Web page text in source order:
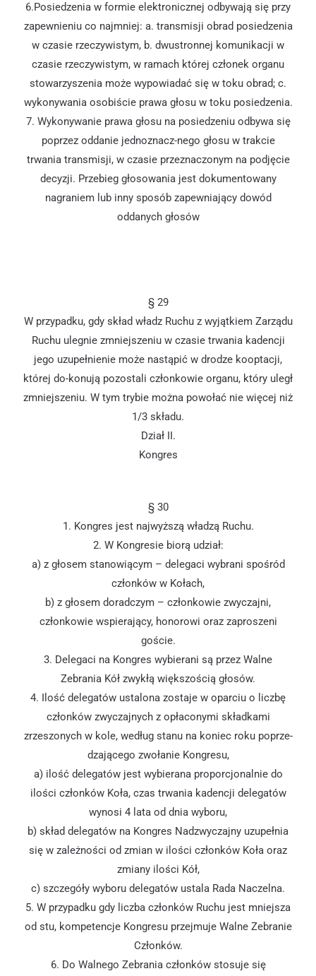
6.Posiedzenia w formie elektronicznej odbywają się przy
zapewnieniu co najmniej: a. transmisji obrad posiedzenia
w czasie rzeczywistym, b. dwustronnej komunikacji w
czasie rzeczywistym, w ramach której członek organu
stowarzyszenia może wypowiadać się w toku obrad; c.
wykonywania osobiście prawa głosu w toku posiedzenia.
7. Wykonywanie prawa głosu na posiedzeniu odbywa się
poprzez oddanie jednoznacz-nego głosu w trakcie
trwania transmisji, w czasie przeznaczonym na podjęcie
decyzji. Przebieg głosowania jest dokumentowany
nagraniem lub inny sposób zapewniający dowód
oddanych głosów
§ 29
W przypadku, gdy skład władz Ruchu z wyjątkiem Zarządu
Ruchu ulegnie zmniejszeniu w czasie trwania kadencji
jego uzupełnienie może nastąpić w drodze kooptacji,
której do-konują pozostali członkowie organu, który uległ
zmniejszeniu. W tym trybie można powołać nie więcej niż
1/3 składu.
Dział II.
Kongres
§ 30
1. Kongres jest najwyższą władzą Ruchu.
2. W Kongresie biorą udział:
a) z głosem stanowiącym – delegaci wybrani spośród
członków w Kołach,
b) z głosem doradczym – członkowie zwyczajni,
członkowie wspierający, honorowi oraz zaproszeni
goście.
3. Delegaci na Kongres wybierani są przez Walne
Zebrania Kół zwykłą większością głosów.
4. Ilość delegatów ustalona zostaje w oparciu o liczbę
członków zwyczajnych z opłaconymi składkami
zrzeszonych w kole, według stanu na koniec roku poprze-
dzającego zwołanie Kongresu,
a) ilość delegatów jest wybierana proporcjonalnie do
ilości członków Koła, czas trwania kadencji delegatów
wynosi 4 lata od dnia wyboru,
b) skład delegatów na Kongres Nadzwyczajny uzupełnia
się w zależności od zmian w ilości członków Koła oraz
zmiany ilości Kół,
c) szczegóły wyboru delegatów ustala Rada Naczelna.
5. W przypadku gdy liczba członków Ruchu jest mniejsza
od stu, kompetencje Kongresu przejmuje Walne Zebranie
Członków.
6. Do Walnego Zebrania członków stosuje się